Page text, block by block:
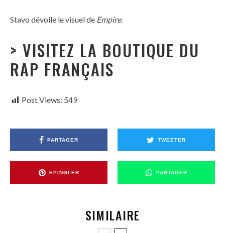
Stavo dévoile le visuel de Empire.
> VISITEZ LA BOUTIQUE DU
RAP FRANÇAIS
Post Views: 549
PARTAGER TWEETER
EPINGLER PARTAGER
SIMILAIRE